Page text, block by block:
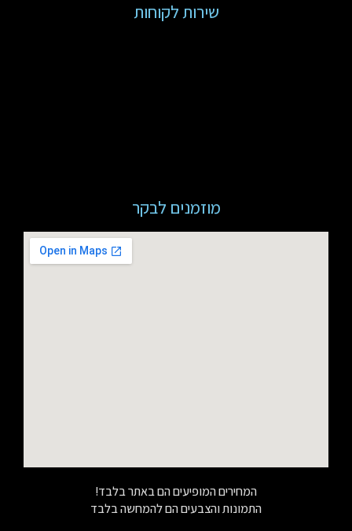
שירות לקוחות
מוזמנים לבקר
המחירים המופיעים הם באתר בלבד!
התמונות והצבעים הם להמחשה בלבד